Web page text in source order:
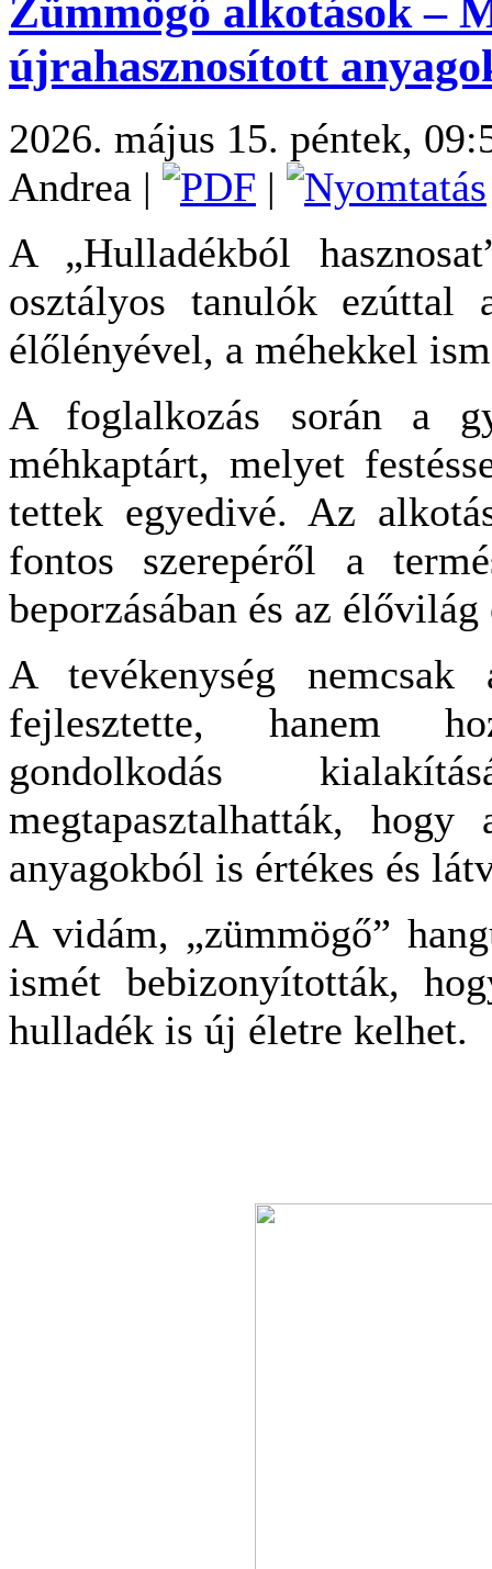
Zümmögő alkotások –
újrahasznosított
2026. május 15. péntek,
Andrea | |
A „Hulladékból
osztályos tanulók ezúttal
élőlényével, a méhekkel
A foglalkozás során a
méhkaptárt, melyet
tettek egyedivé. Az
fontos szerepéről a
beporzásában és az
A tevékenység nemcsak
fejlesztette, hanem
gondolkodás
megtapasztalhatták,
anyagokból is értékes és
A vidám, „zümmögő”
ismét bebizonyították,
hulladék is új életre kelhet.